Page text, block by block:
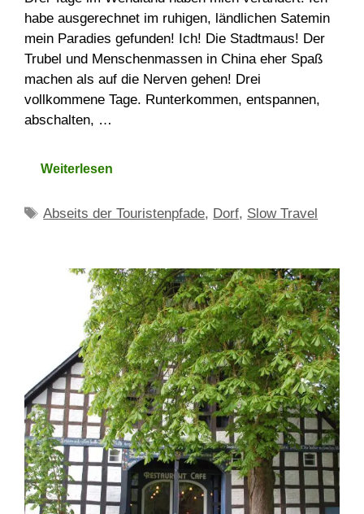
habe ausgerechnet im ruhigen, ländlichen Satemin
mein Paradies gefunden! Ich! Die Stadtmaus! Der
Trubel und Menschenmassen in China eher Spaß
machen als auf die Nerven gehen! Drei
vollkommene Tage. Runterkommen, entspannen,
abschalten, …
Weiterlesen
Schlagwörter
Abseits der Touristenpfade, Dorf, Slow Travel